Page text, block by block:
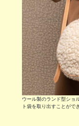
ウール製のランド型ショ
ト袋を取り出すことが